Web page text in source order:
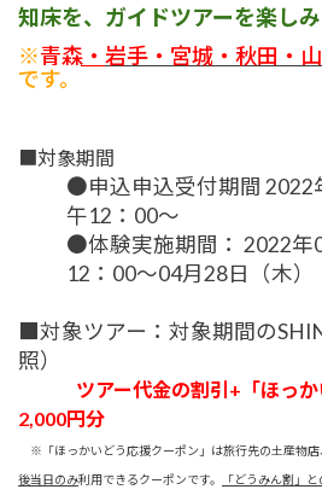
知床を、ガイドツアーを楽しみ
※青森・ 岩手・宮城・秋田・
です。
■対象期間
●申込申込受付期間 2022
午12 ： 00～
●体験実施期間： 2022年
12 ： 00～04月28日（木）
■対象ツアー：対象期間の
照）
ツアー代金の割引+「ほっか
2,000円分
※「ほっかいどう応援クーポン」は旅行先の土産物
後当日のみ利用できるクーポンです。 「どうみん割」